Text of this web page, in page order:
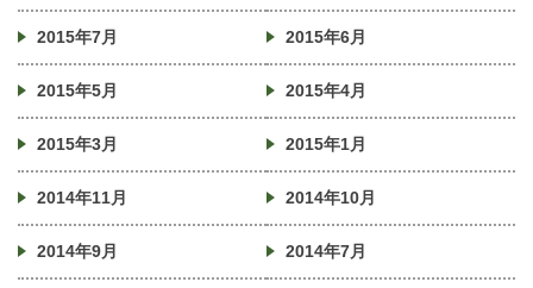
2015年7月 2015年6月
2015年5月 2015年4月
2015年3月 2015年1月
2014年11月 2014年10月
2014年9月 2014年7月